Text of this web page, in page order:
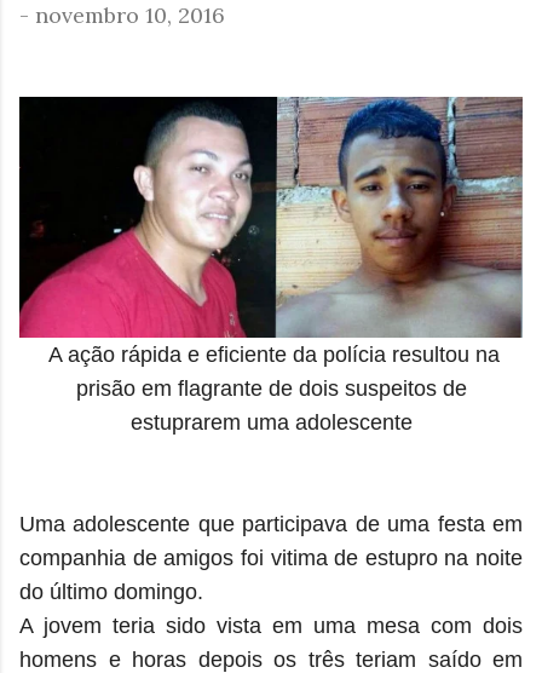
- novembro 10, 2016
A ação rápida e eficiente da polícia resultou na
prisão em flagrante de dois suspeitos de
estuprarem uma adolescente
Uma adolescente que participava de uma festa em
companhia de amigos foi vitima de estupro na noite
do último domingo.
A jovem teria sido vista em uma mesa com dois
homens e horas depois os três teriam saído em